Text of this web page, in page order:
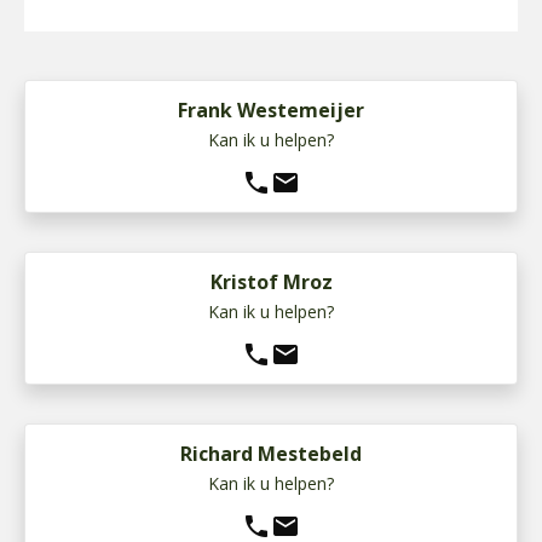
Frank Westemeijer
Kan ik u helpen?
phone mail
Kristof Mroz
Kan ik u helpen?
phone mail
Richard Mestebeld
Kan ik u helpen?
phone mail